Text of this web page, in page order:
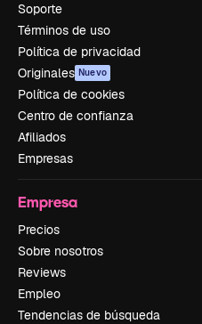
Soporte
Términos de uso
Política de privacidad
Originales Nuevo
Política de cookies
Centro de confianza
Afiliados
Empresas
Empresa
Precios
Sobre nosotros
Reviews
Empleo
Tendencias de búsqueda